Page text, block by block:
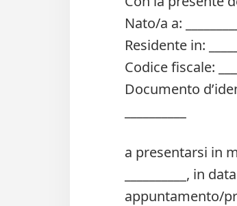
Nato/a a:
Residente in:
Codice fiscale:
Documento
a presentarsi in
__________, in
appuntamento/